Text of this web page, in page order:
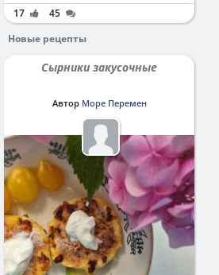
17
45
Новые рецепты
Сырники закусочные
Автор Море Перемен